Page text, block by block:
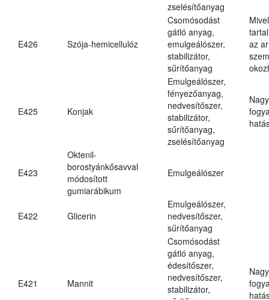
zselésítőanyag
E426 Szója-hemicellulóz
Csomósodást
gátló anyag,
emulgeálószer,
stabilizátor,
sűrítőanyag
az
E425 Konjak
Emulgeálószer,
fényezőanyag,
nedvesítőszer,
stabilizátor,
sűrítőanyag,
zselésítőanyag
E423
Oktenil-
borostyánkősavval
módosított
gumiarábikum
Emulgeálószer
E422 Glicerin
Emulgeálószer,
nedvesítőszer,
sűrítőanyag
E421 Mannit
Csomósodást
gátló anyag,
édesítőszer,
nedvesítőszer,
stabilizátor,